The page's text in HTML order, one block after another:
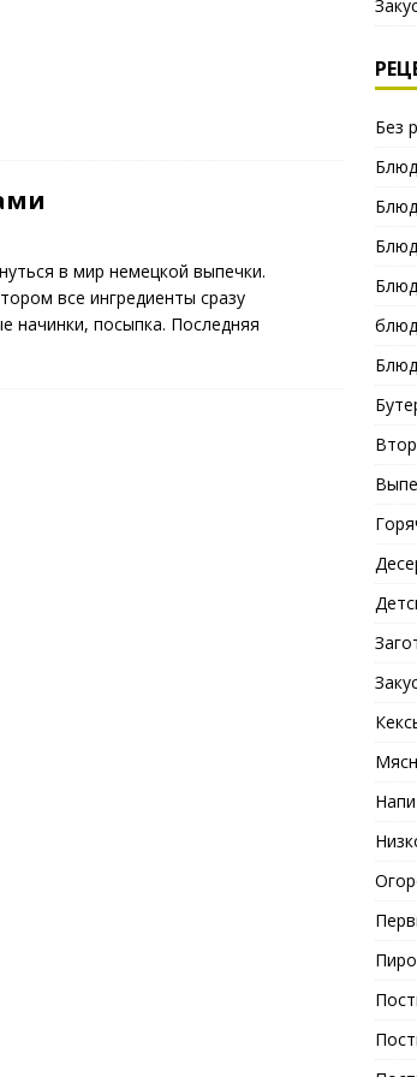
в мир немецкой выпечки.
все ингредиенты сразу
начинки, посыпка. Последняя
Без